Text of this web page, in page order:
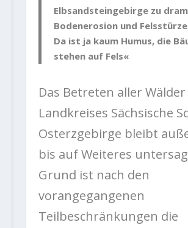
Elbsandsteingebirge zu
Bodenerosion und
Da ist ja kaum Humus, die
stehen auf Fels«
Das Betreten aller Wälder
Landkreises Sächsische
Osterzgebirge bleibt
bis auf Weiteres
Grund ist nach den
vorangegangenen
Teilbeschränkungen die